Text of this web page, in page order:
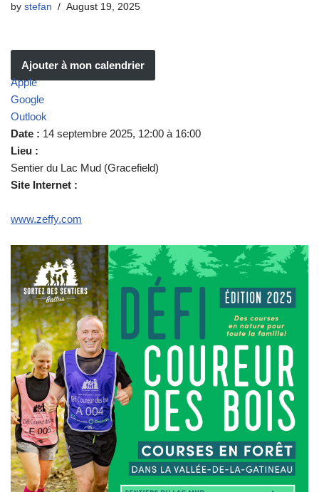
by stefan August 19, 2025
Ajouter à mon calendrier
Apple
Google
Outlook
Date : 14 septembre 2025, 12:00 à 16:00
Lieu :
Sentier du Lac Mud (Gracefield)
Site Internet :
www.zeffy.com